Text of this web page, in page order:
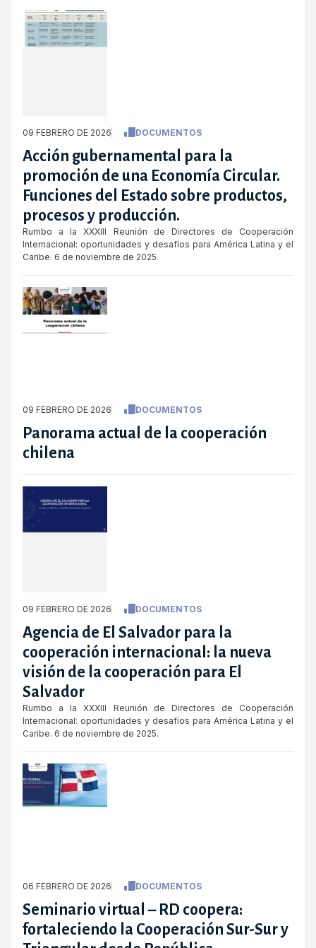
09 FEBRERO DE 2026 DOCUMENTOS
Acción gubernamental para la
promoción de una Economía Circular.
Funciones del Estado sobre productos,
procesos y producción.
Rumbo a la XXXIII Reunión de Directores de Cooperación
Internacional: oportunidades y desafíos para América Latina y el
Caribe. 6 de noviembre de 2025.
09 FEBRERO DE 2026 DOCUMENTOS
Panorama actual de la cooperación
chilena
09 FEBRERO DE 2026 DOCUMENTOS
Agencia de El Salvador para la
cooperación internacional: la nueva
visión de la cooperación para El
Salvador
Rumbo a la XXXIII Reunión de Directores de Cooperación
Internacional: oportunidades y desafíos para América Latina y el
Caribe. 6 de noviembre de 2025.
06 FEBRERO DE 2026 DOCUMENTOS
Seminario virtual – RD coopera:
fortaleciendo la Cooperación Sur-Sur y